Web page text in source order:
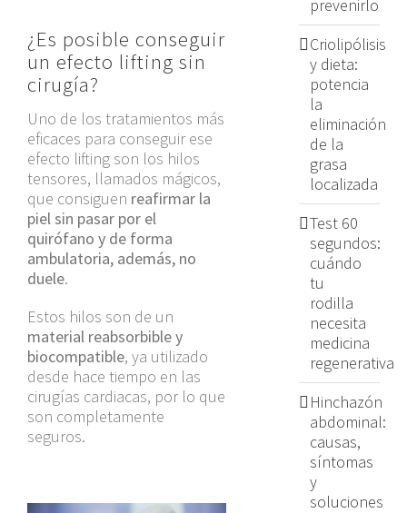
¿Es posible conseguir
un efecto lifting sin
cirugía?
Uno de los tratamientos más
eficaces para conseguir ese
efecto lifting son los hilos
tensores, llamados mágicos,
que consiguen reafirmar la
piel sin pasar por el
quirófano y de forma
ambulatoria, además, no
duele.
Estos hilos son de un
material reabsorbible y
biocompatible, ya utilizado
desde hace tiempo en las
cirugías cardiacas, por lo que
son completamente
seguros.
prevenirlo
Criolipólisis
y dieta:
potencia
la
eliminación
de la
grasa
localizada
Test 60
segundos:
cuándo
tu
rodilla
necesita
medicina
regenerativa
Hinchazón
abdominal:
causas,
síntomas
y
soluciones